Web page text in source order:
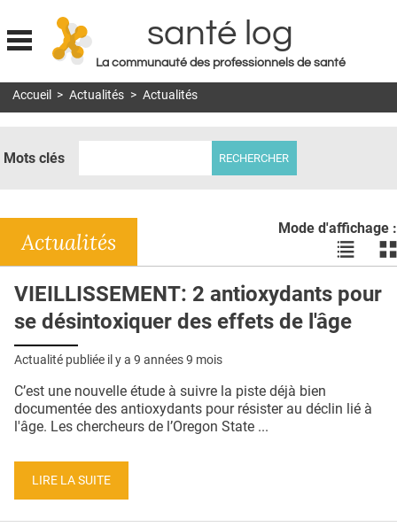
Jump to navigation
santé log
La communauté des professionnels de santé
MON COMPTE
DOSSIERS
RÉSEAUX
E-REVUE SAD
QUI SOMMES-NOUS ?
CONDITIONS GÉNÉRALES
Accueil > Actualités > Actualités
Mots clés
Mode d'affichage :
Voir
les
en
liste
les
Actualités
VIEILLISSEMENT: 2 antioxydants pour
se désintoxiquer des effets de l'âge
Actualité publiée il y a 9 années 9 mois
C’est une nouvelle étude à suivre la piste déjà bien
documentée des antioxydants pour résister au déclin lié à
l'âge. Les chercheurs de l’Oregon State ...
LIRE LA SUITE